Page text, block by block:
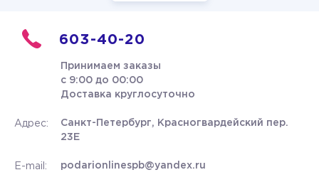
603-40-20
Принимаем заказы
с 9:00 до 00:00
Доставка круглосуточно
Адрес:
Санкт-Петербург, Красногвардейский пер.
23Е
E-mail: podarionlinespb@yandex.ru